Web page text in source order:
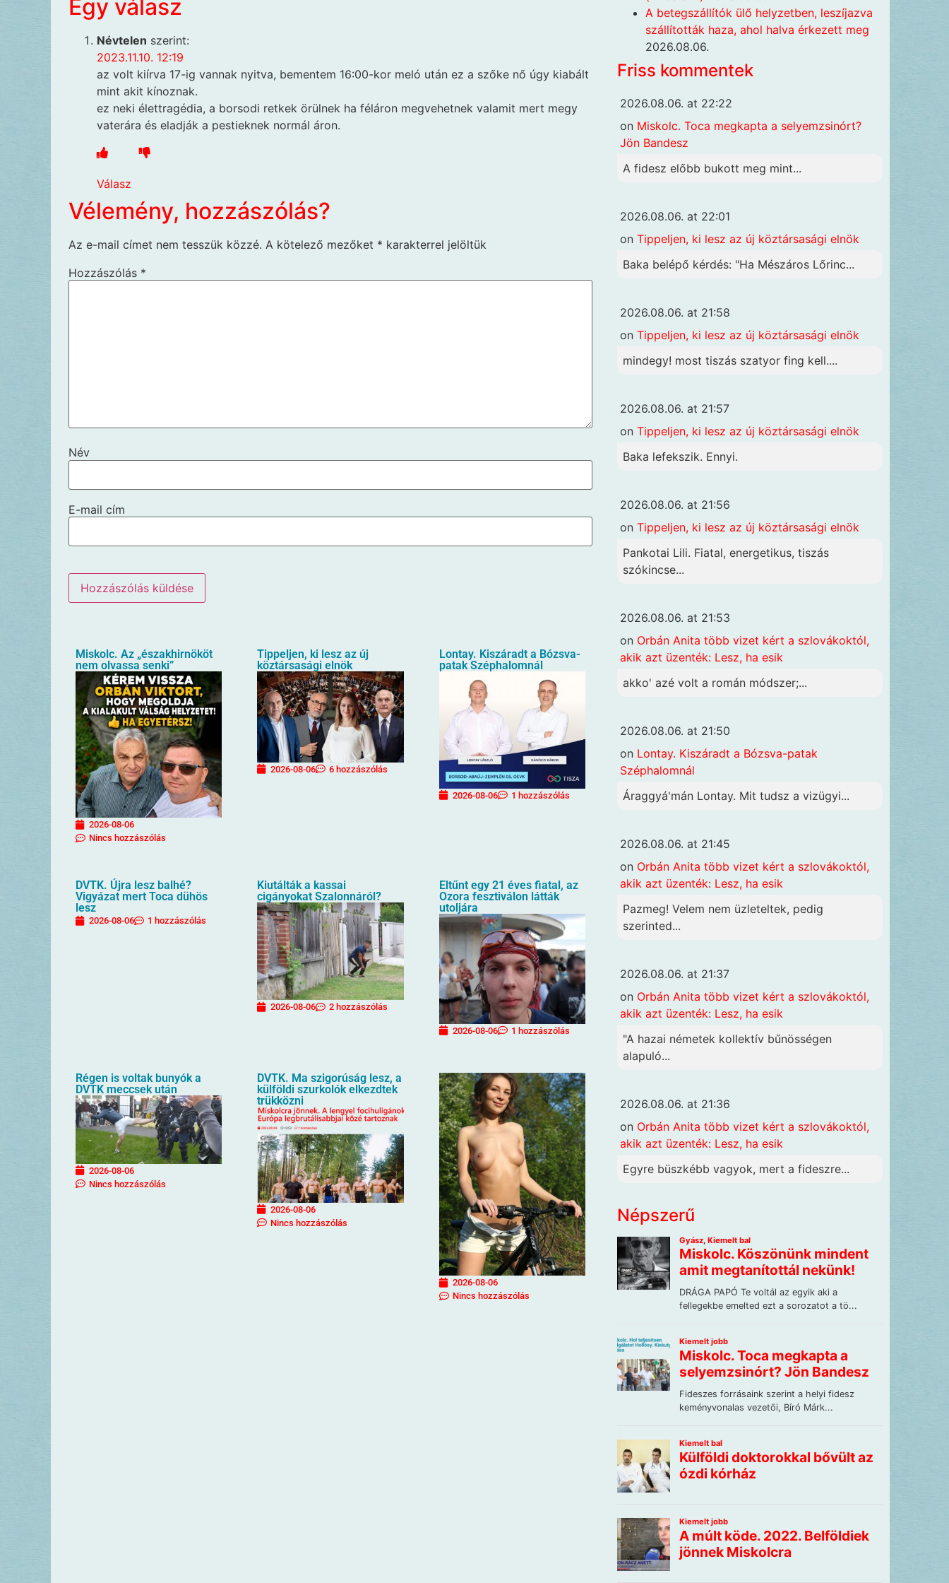
Egy válasz
Névtelen szerint:
2023.11.10. 12:19
az volt kiírva 17-ig vannak nyitva, bementem 16:00-kor meló után ez a szőke nő úgy kiabált
mint akit kínoznak.
ez neki élettragédia, a borsodi retkek örülnek ha féláron megvehetnek valamit mert megy
vaterára és eladják a pestieknek normál áron.
Válasz
Vélemény, hozzászólás?
Az e-mail címet nem tesszük közzé. A kötelező mezőket * karakterrel jelöltük
Hozzászólás *
Név
E-mail cím
Miskolc. Az „északhirnököt
nem olvassa senki”
2026-08-06
Nincs hozzászólás
Tippeljen, ki lesz az új
köztársasági elnök
2026-08-06 6 hozzászólás
Lontay. Kiszáradt a Bózsva-
patak Széphalomnál
2026-08-06 1 hozzászólás
DVTK. Újra lesz balhé?
Vigyázat mert Toca dühös
lesz
2026-08-06 1 hozzászólás
Kiutálták a kassai
cigányokat Szalonnáról?
2026-08-06 2 hozzászólás
Eltűnt egy 21 éves fiatal, az
Ozora fesztiválon látták
utoljára
2026-08-06 1 hozzászólás
Régen is voltak bunyók a
DVTK meccsek után
2026-08-06
Nincs hozzászólás
DVTK. Ma szigorúság lesz, a
külföldi szurkolók elkezdtek
trükközni
2026-08-06
Nincs hozzászólás
2026-08-06
Nincs hozzászólás
A betegszállítók ülő helyzetben, leszíjazva
szállították haza, ahol halva érkezett meg
2026.08.06.
Friss kommentek
2026.08.06. at 22:22
on Miskolc. Toca megkapta a selyemzsinórt?
Jön Bandesz
A fidesz előbb bukott meg mint...
2026.08.06. at 22:01
on Tippeljen, ki lesz az új köztársasági elnök
Baka belépő kérdés: "Ha Mészáros Lőrinc...
2026.08.06. at 21:58
on Tippeljen, ki lesz az új köztársasági elnök
mindegy! most tiszás szatyor fing kell....
2026.08.06. at 21:57
on Tippeljen, ki lesz az új köztársasági elnök
Baka lefekszik. Ennyi.
2026.08.06. at 21:56
on Tippeljen, ki lesz az új köztársasági elnök
Pankotai Lili. Fiatal, energetikus, tiszás
szókincse...
2026.08.06. at 21:53
on Orbán Anita több vizet kért a szlovákoktól,
akik azt üzenték: Lesz, ha esik
akko' azé volt a román módszer;...
2026.08.06. at 21:50
on Lontay. Kiszáradt a Bózsva-patak
Széphalomnál
Áraggyá'mán Lontay. Mit tudsz a vizügyi...
2026.08.06. at 21:45
on Orbán Anita több vizet kért a szlovákoktól,
akik azt üzenték: Lesz, ha esik
Pazmeg! Velem nem üzleteltek, pedig
szerinted...
2026.08.06. at 21:37
on Orbán Anita több vizet kért a szlovákoktól,
akik azt üzenték: Lesz, ha esik
"A hazai németek kollektív bűnösségen
alapuló...
2026.08.06. at 21:36
on Orbán Anita több vizet kért a szlovákoktól,
akik azt üzenték: Lesz, ha esik
Egyre büszkébb vagyok, mert a fideszre...
Népszerű